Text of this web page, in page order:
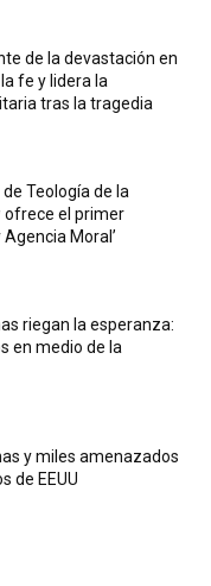
de la devastación en
fe y lidera la
tras la tragedia
Teología de la
ofrece el primer
Moral’
riegan la esperanza:
en medio de la
y miles amenazados
de EEUU